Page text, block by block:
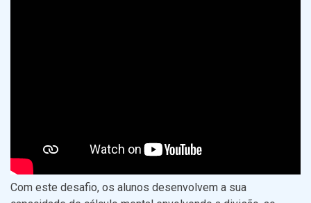
Com este desafio, os alunos desenvolvem a sua